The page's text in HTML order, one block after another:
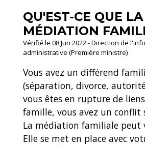
QU'EST-CE QUE LA
MÉDIATION
Vérifié le 08 Jun 2022 - Direction de
administrative (Première ministre)
Vous avez un différend
(séparation, divorce,
vous êtes en rupture de
famille, vous avez un conflit
La médiation familiale peut
Elle se met en place avec